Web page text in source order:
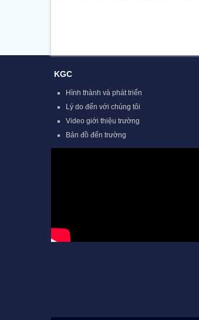
KGC
Hình thành và phát triển
Lý do đến với chúng tôi
Video giới thiệu trường
Bản đồ đến trường